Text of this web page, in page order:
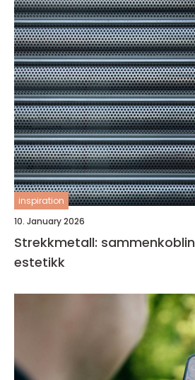
inspiration
10. January 2026
Strekkmetall:
estetikk